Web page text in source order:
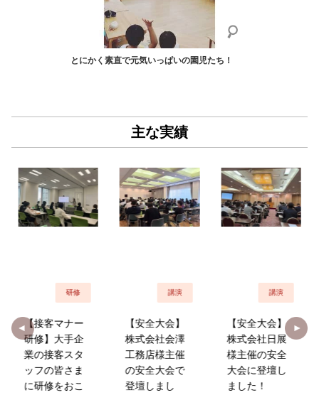
とにかく素直で元気いっぱいの園児たち！
主な実績
研修
【接客マナー
研修】大手企
業の接客スタ
ッフの皆さま
に研修をおこ
講演
【安全大会】
株式会社会澤
工務店様主催
の安全大会で
登壇しまし
講演
【安全大会】
株式会社日展
様主催の安全
大会に登壇し
ました！